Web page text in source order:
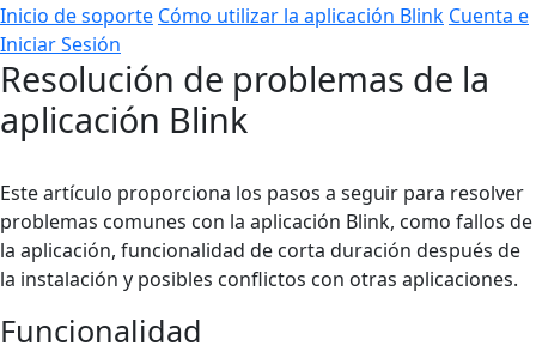
Inicio de soporte Cómo utilizar la aplicación Blink Cuenta e
Iniciar Sesión
Resolución de problemas de la
aplicación Blink
Este artículo proporciona los pasos a seguir para resolver
problemas comunes con la aplicación Blink, como fallos de
la aplicación, funcionalidad de corta duración después de
la instalación y posibles conflictos con otras aplicaciones.
Funcionalidad